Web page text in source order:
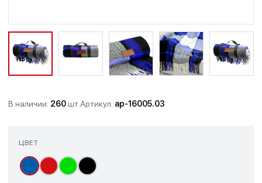
В наличии: 260шт.Артикул: ap-16005.03
ЦВЕТ